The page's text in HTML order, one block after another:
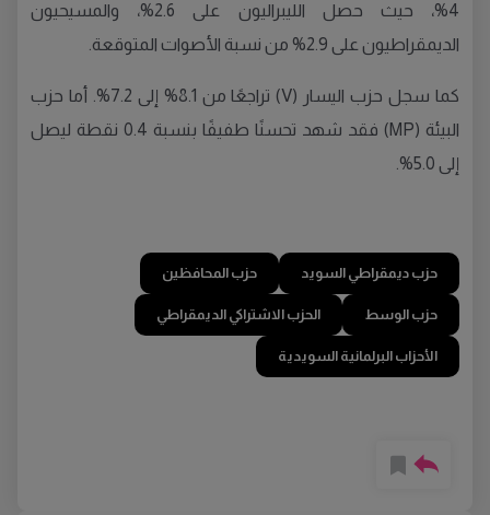
4%، حيث حصل الليبراليون على 2.6%، والمسيحيون
الديمقراطيون على 2.9% من نسبة الأصوات المتوقعة.
كما سجل حزب اليسار (V) تراجعًا من 8.1% إلى 7.2%. أما حزب
البيئة (MP) فقد شهد تحسنًا طفيفًا بنسبة 0.4 نقطة ليصل
إلى 5.0%.
حزب ديمقراطي السويد حزب المحافظين
حزب الوسط الحزب الاشتراكي الديمقراطي
الأحزاب البرلمانية السويدية